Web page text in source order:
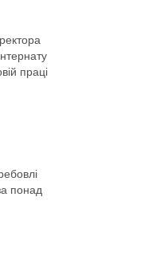
праці
понад